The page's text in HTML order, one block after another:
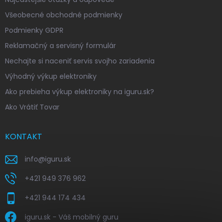
Všeobecné obchodné podmienky
Podmienky GDPR
Reklamačný a servisný formulár
Nechajte si naceniť servis svojho zariadenia
Výhodný výkup elektroniky
Ako prebieha výkup elektroniky na iguru.sk?
Ako Vrátiť Tovar
KONTAKT
info@iguru.sk
+421 949 376 962
+421 944 174 434
iguru.sk - Váš mobilný guru